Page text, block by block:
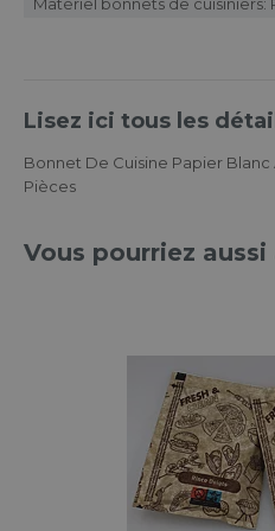
Lisez ici tous les
Bonnet De Cuisine Papier Blanc
Pièces
Vous pourriez